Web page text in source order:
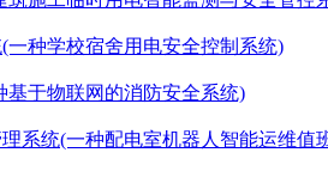
一种学校宿舍用电安全控制系统)
基于物联网的消防安全系统)
系统(一种配电室机器人智能运维值